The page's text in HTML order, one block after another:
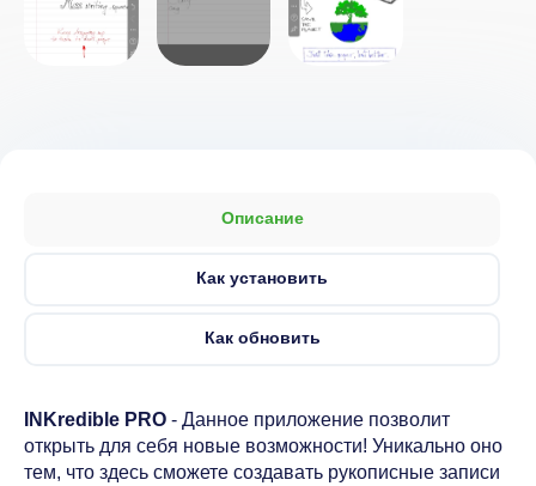
Описание
Как установить
Как обновить
INKredible PRO - Данное приложение позволит
открыть для себя новые возможности! Уникально оно
тем, что здесь сможете создавать рукописные записи